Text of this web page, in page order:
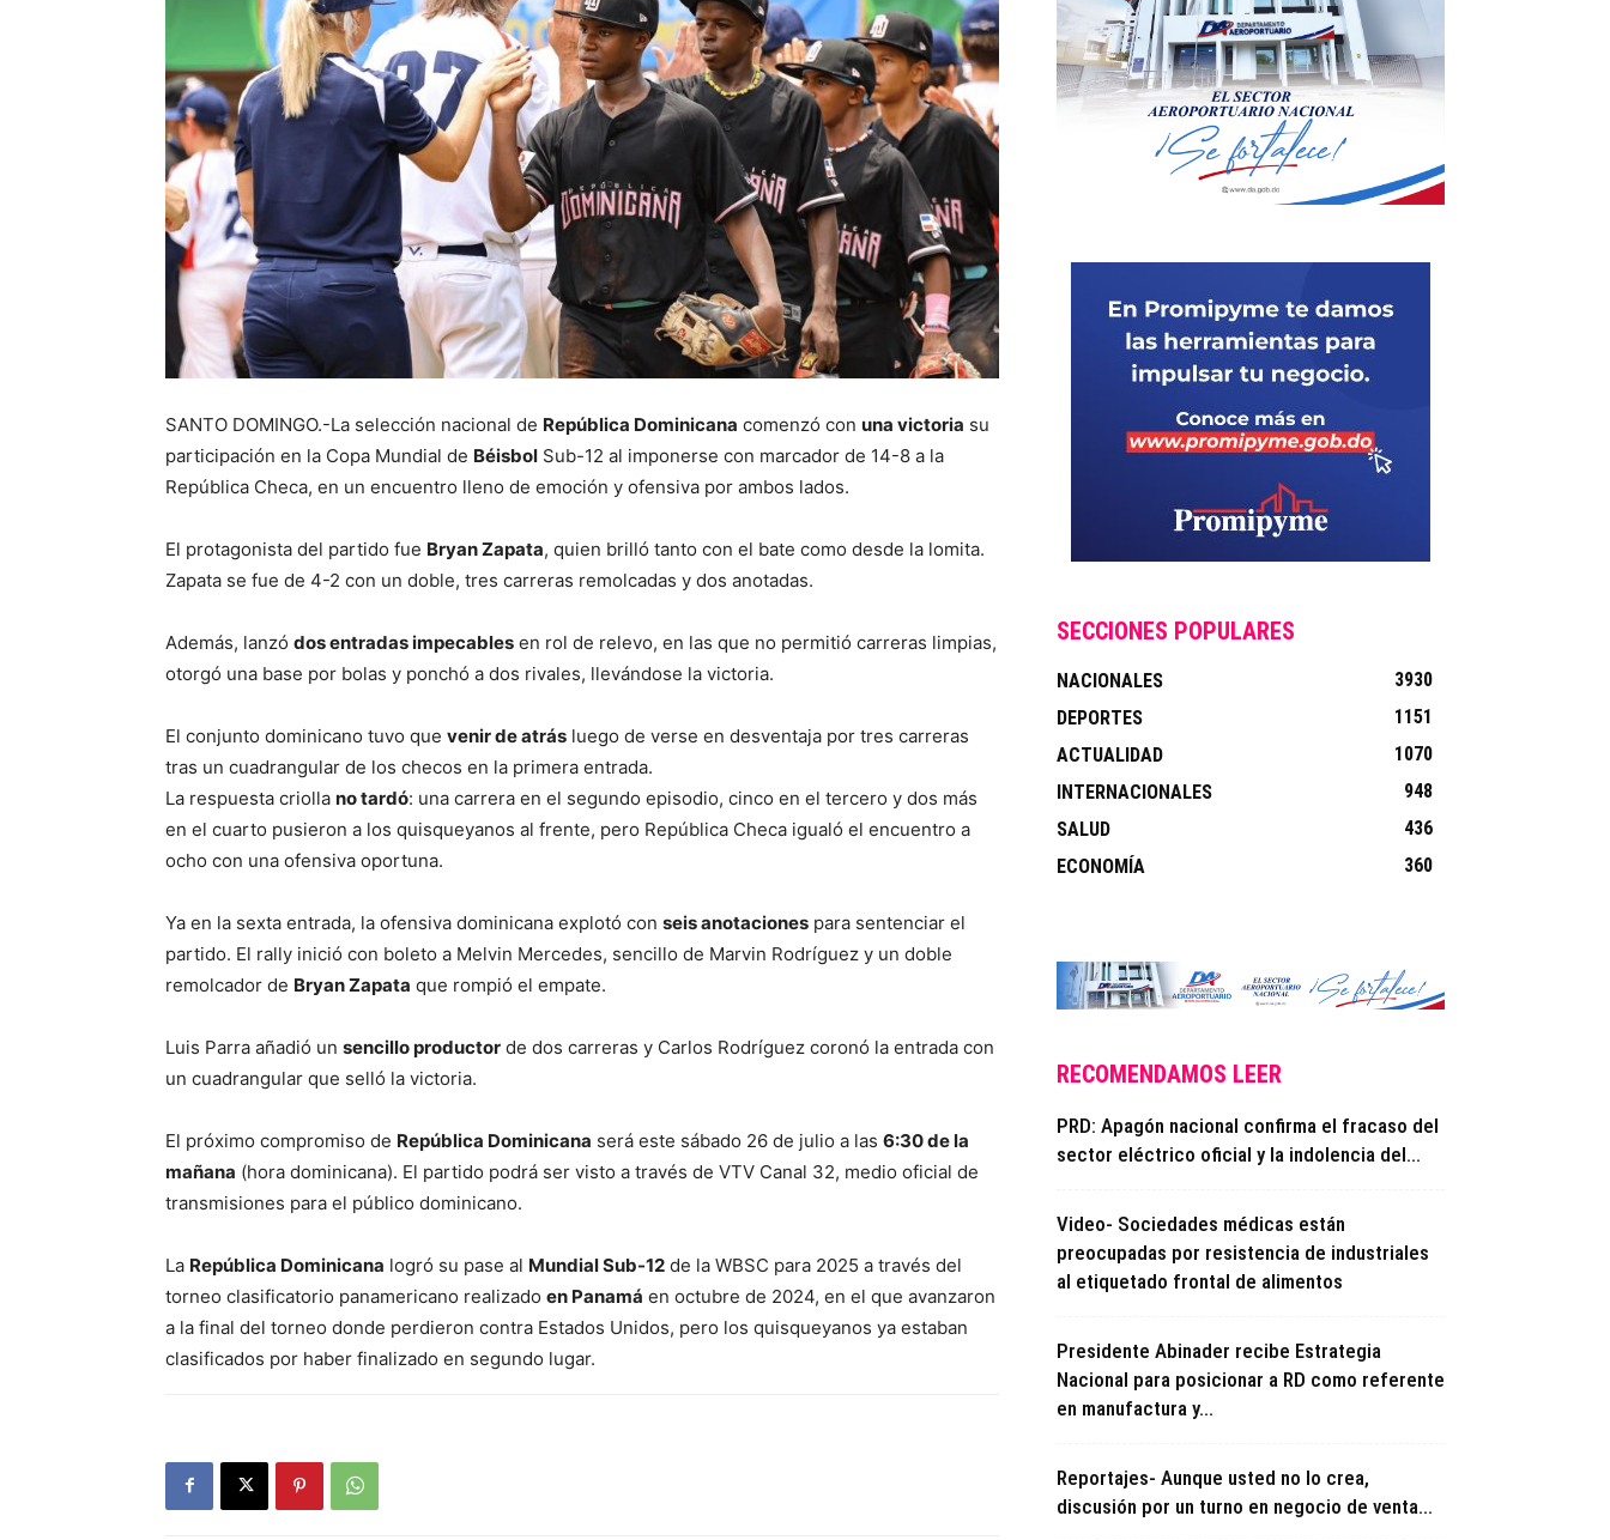
SANTO DOMINGO.-La selección nacional de República Dominicana comenzó con una victoria su
participación en la Copa Mundial de Béisbol Sub-12 al imponerse con marcador de 14-8 a la
República Checa, en un encuentro lleno de emoción y ofensiva por ambos lados.
El protagonista del partido fue Bryan Zapata, quien brilló tanto con el bate como desde la lomita.
Zapata se fue de 4-2 con un doble, tres carreras remolcadas y dos anotadas.
Además, lanzó dos entradas impecables en rol de relevo, en las que no permitió carreras limpias,
otorgó una base por bolas y ponchó a dos rivales, llevándose la victoria.
El conjunto dominicano tuvo que venir de atrás luego de verse en desventaja por tres carreras
tras un cuadrangular de los checos en la primera entrada.
La respuesta criolla no tardó: una carrera en el segundo episodio, cinco en el tercero y dos más
en el cuarto pusieron a los quisqueyanos al frente, pero República Checa igualó el encuentro a
ocho con una ofensiva oportuna.
Ya en la sexta entrada, la ofensiva dominicana explotó con seis anotaciones para sentenciar el
partido. El rally inició con boleto a Melvin Mercedes, sencillo de Marvin Rodríguez y un doble
remolcador de Bryan Zapata que rompió el empate.
Luis Parra añadió un sencillo productor de dos carreras y Carlos Rodríguez coronó la entrada con
un cuadrangular que selló la victoria.
El próximo compromiso de República Dominicana será este sábado 26 de julio a las 6:30 de la
mañana (hora dominicana). El partido podrá ser visto a través de VTV Canal 32, medio oficial de
transmisiones para el público dominicano.
La República Dominicana logró su pase al Mundial Sub-12 de la WBSC para 2025 a través del
torneo clasificatorio panamericano realizado en Panamá en octubre de 2024, en el que avanzaron
a la final del torneo donde perdieron contra Estados Unidos, pero los quisqueyanos ya estaban
clasificados por haber finalizado en segundo lugar.
SECCIONES POPULARES
NACIONALES
3930
DEPORTES
1151
ACTUALIDAD
1070
INTERNACIONALES
948
SALUD
436
ECONOMÍA
360
RECOMENDAMOS LEER
PRD: Apagón nacional confirma el fracaso del
sector eléctrico oficial y la indolencia del...
Video- Sociedades médicas están
preocupadas por resistencia de industriales
al etiquetado frontal de alimentos
Presidente Abinader recibe Estrategia
Nacional para posicionar a RD como referente
en manufactura y...
Reportajes- Aunque usted no lo crea,
discusión por un turno en negocio de venta...